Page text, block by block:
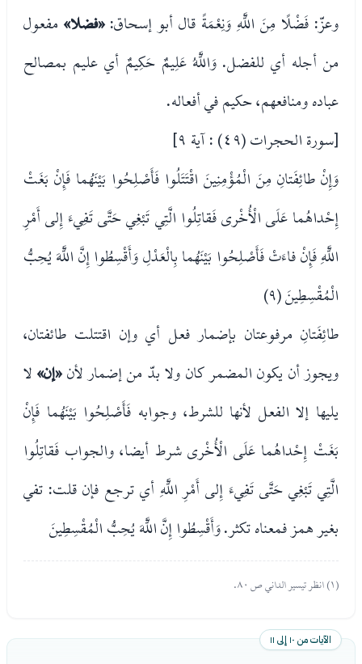
وعزّ: فَضْلًا مِنَ اللَّهِ وَنِعْمَةً قال أبو إسحاق:«فضلا» مفعول
من أجله أي للفضل. وَاللَّهُ عَلِيمٌ حَكِيمٌ أي عليم بمصالح
عباده ومنافعهم، حكيم في أفعاله.
[سورة الحجرات (٤٩) : آية ٩]
وَإِنْ طائِفَتانِ مِنَ الْمُؤْمِنِينَ اقْتَتَلُوا فَأَصْلِحُوا بَيْنَهُما فَإِنْ بَغَتْ
إِحْداهُما عَلَى الْأُخْرى فَقاتِلُوا الَّتِي تَبْغِي حَتَّى تَفِيءَ إِلى أَمْرِ
اللَّهِ فَإِنْ فاءَتْ فَأَصْلِحُوا بَيْنَهُما بِالْعَدْلِ وَأَقْسِطُوا إِنَّ اللَّهَ يُحِبُّ
الْمُقْسِطِينَ (٩)
طائِفَتانِ مرفوعتان بإضمار فعل أي وإن اقتتلت طائفتان،
ويجوز أن يكون المضمر كان ولا بدّ من إضمار لأن«إن»لا
يليها إلا الفعل لأنها للشرط، وجوابه فَأَصْلِحُوا بَيْنَهُما فَإِنْ
بَغَتْ إِحْداهُما عَلَى الْأُخْرى شرط أيضا، والجواب فَقاتِلُوا
الَّتِي تَبْغِي حَتَّى تَفِيءَ إِلى أَمْرِ اللَّهِ أي ترجع فإن قلت: تفي
بغير همز فمعناه تكثر. وَأَقْسِطُوا إِنَّ اللَّهَ يُحِبُّ الْمُقْسِطِينَ
(١) انظر تيسير الداني ص ٨٠.
الآيات من ١٠ إلى ١١